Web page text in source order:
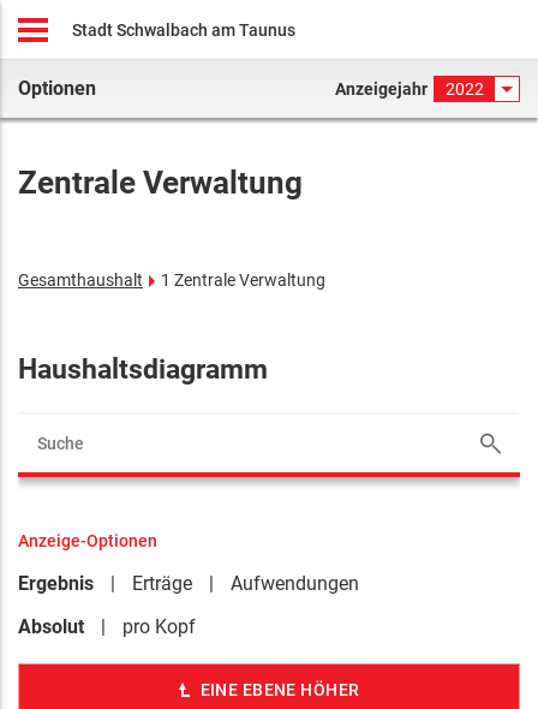
Stadt Schwalbach am Taunus
Optionen Anzeigejahr 2022
Zentrale Verwaltung
Gesamthaushalt 1 Zentrale Verwaltung
Haushaltsdiagramm
Anzeige-Optionen
Ergebnis Erträge
Aufwendungen
Absolut
pro Kopf
EINE EBENE HÖHER